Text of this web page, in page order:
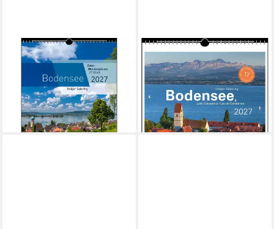
STADLER
Wandkalender Zwei-
Wochenplaner Bodensee
2027
20,30 €
lieferbar - in 2-3 Werktagen bei dir
STADLER
Wandkalender Bodensee
2027
11,65 €
lieferbar - in 3-4 Werktagen bei dir